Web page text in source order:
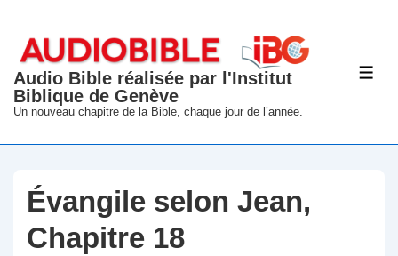
passer
contenu
principal
Audio Bible réalisée par l'Institut
Biblique de Genève
Un nouveau chapitre de la Bible, chaque jour de l’année.
Évangile selon Jean,
Chapitre 18